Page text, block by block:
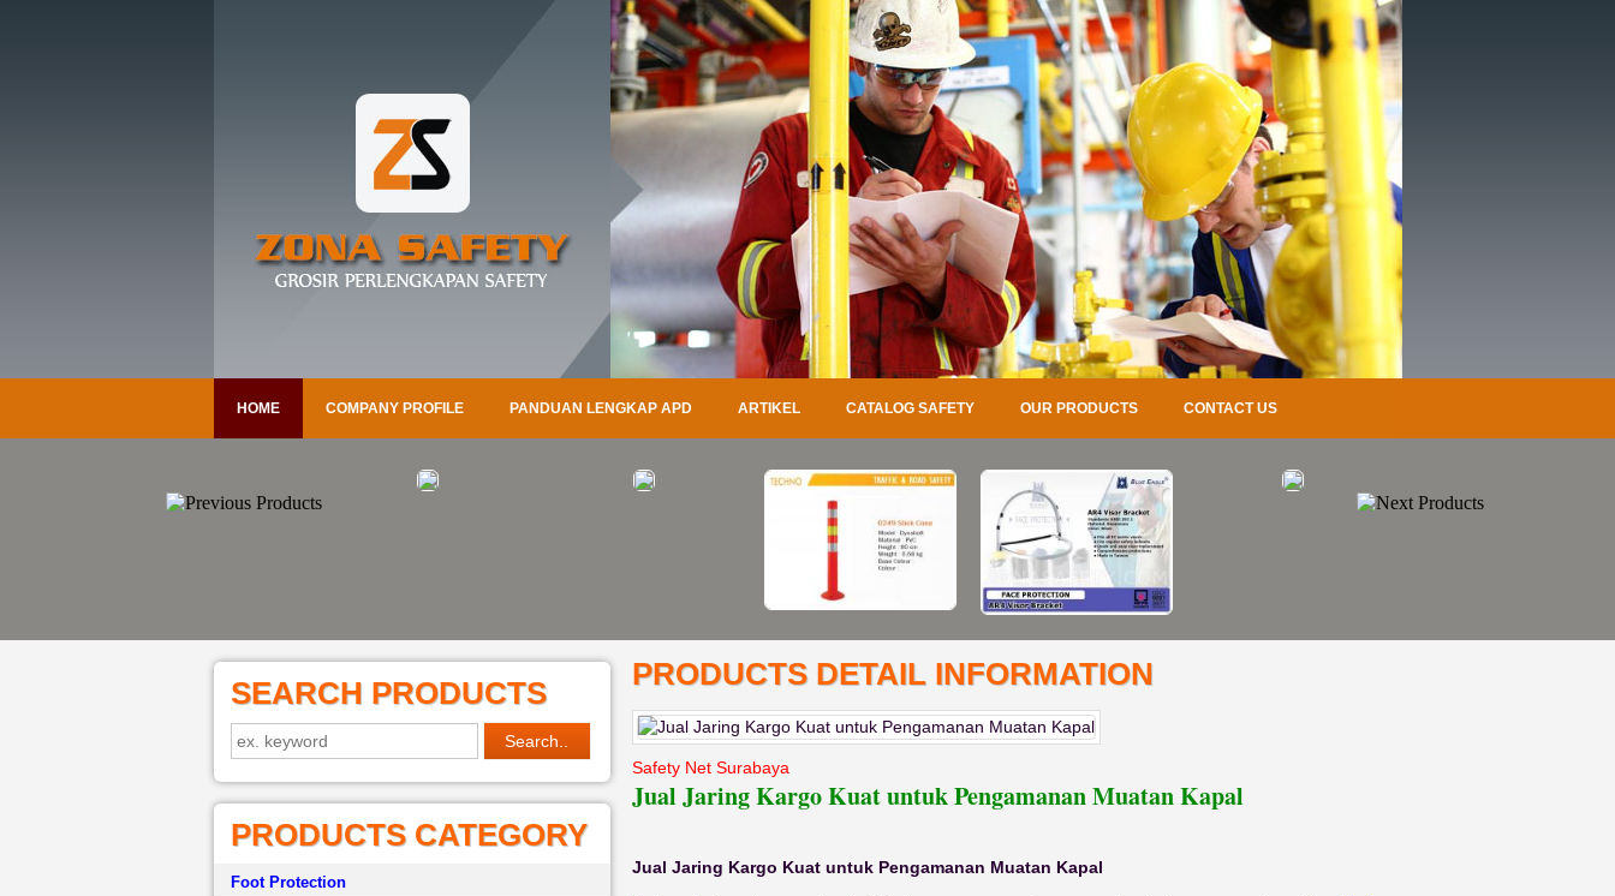
HOME COMPANY PROFILE PANDUAN LENGKAP APD ARTIKEL CATALOG SAFETY OUR PRODUCTS CONTACT US
SEARCH PRODUCTS
PRODUCTS CATEGORY
Foot Protection
PRODUCTS DETAIL INFORMATION
Safety Net Surabaya
Jual Jaring Kargo Kuat untuk Pengamanan Muatan Kapal
Jual Jaring Kargo Kuat untuk Pengamanan Muatan Kapal